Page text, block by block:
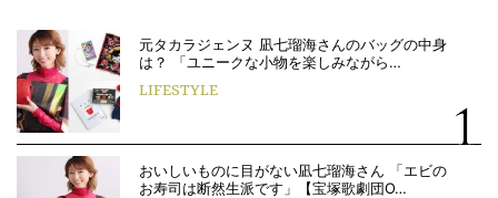
元タカラジェンヌ 凪七瑠海さんのバッグの中身
は？ 「ユニークな小物を楽しみながら…
LIFESTYLE
おいしいものに目がない凪七瑠海さん 「エビの
お寿司は断然生派です」【宝塚歌劇団O…